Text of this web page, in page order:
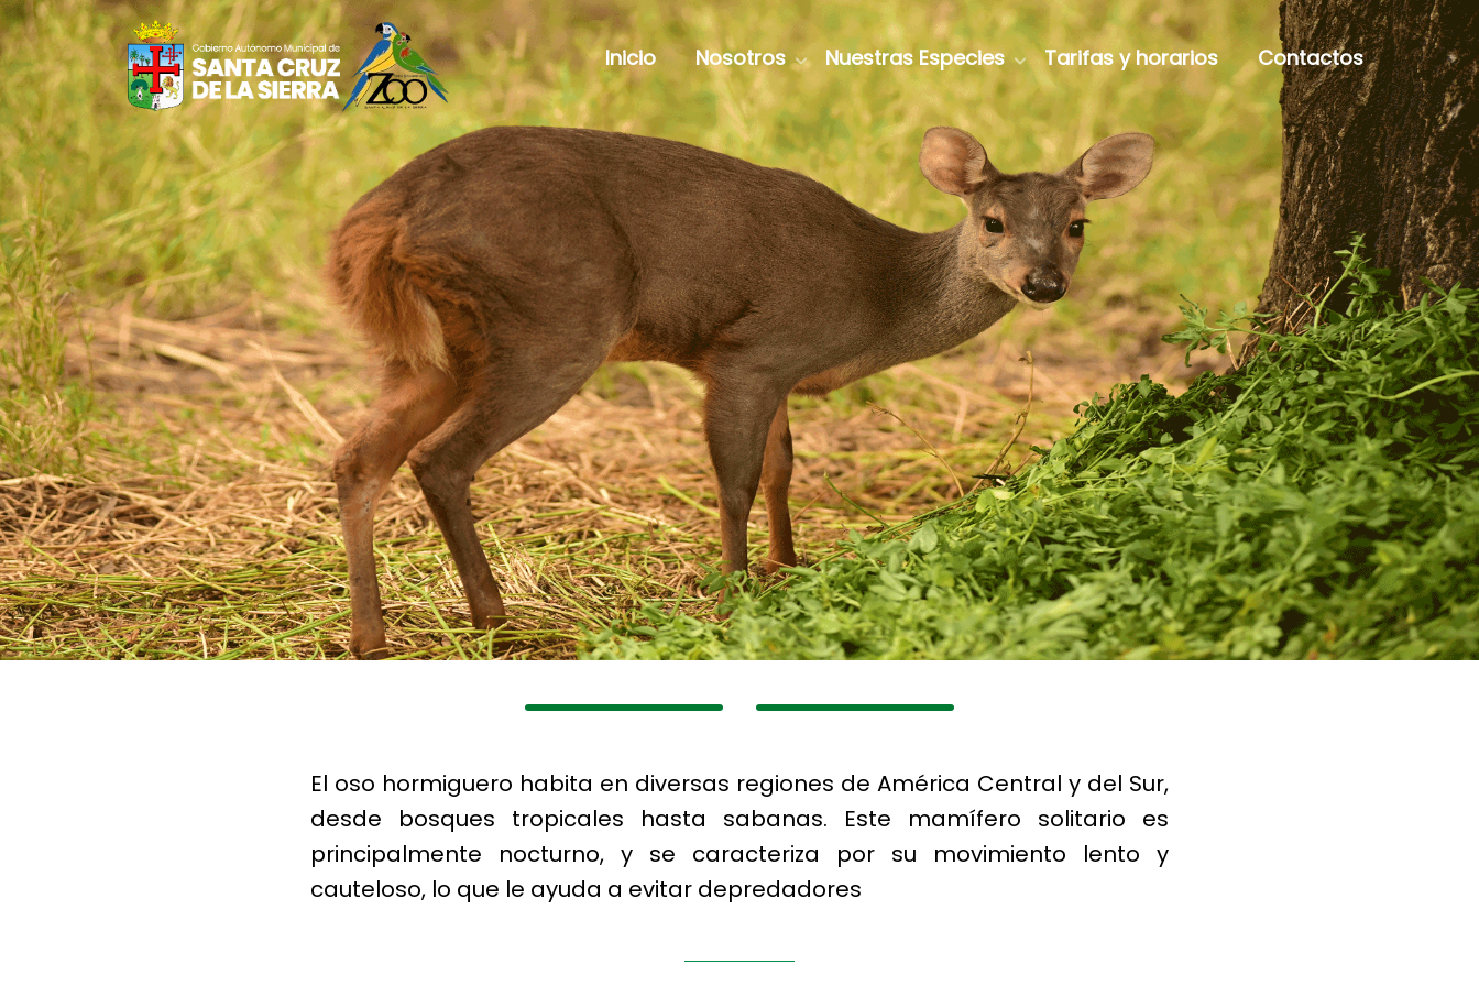
Inicio Nosotros Nuestras Especies Tarifas y horarios Contactos
El oso hormiguero habita en diversas regiones de América Central y del Sur,
desde bosques tropicales hasta sabanas. Este mamífero solitario es
principalmente nocturno, y se caracteriza por su movimiento lento y
cauteloso, lo que le ayuda a evitar depredadores